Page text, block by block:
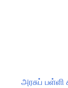
அரசுப்